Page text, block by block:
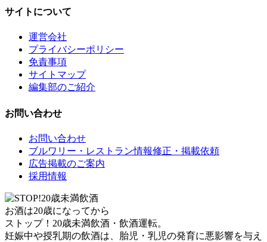
サイトについて
運営会社
プライバシーポリシー
免責事項
サイトマップ
編集部のご紹介
お問い合わせ
お問い合わせ
ブルワリー・レストラン情報修正・掲載依頼
広告掲載のご案内
採用情報
お酒は20歳になってから
ストップ！20歳未満飲酒・飲酒運転。
妊娠中や授乳期の飲酒は、胎児・乳児の発育に悪影響を与え